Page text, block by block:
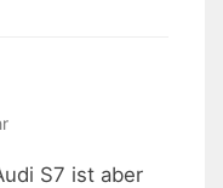
S7 ist aber